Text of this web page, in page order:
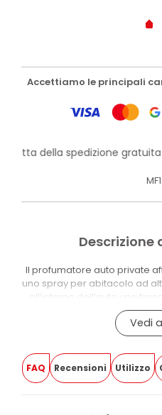
Accettiamo le principali
della spedizione gratuita
Descrizione
Il profumatore auto private
uno spray per abitacolo ad
all’interno dell’auto una
carattere deciso. Non è
Private Affair appartiene alla
Line, creata per chi vuole
spazio più
La fragranza Private Affair
Vedi
FAQ Recensioni Utilizzo